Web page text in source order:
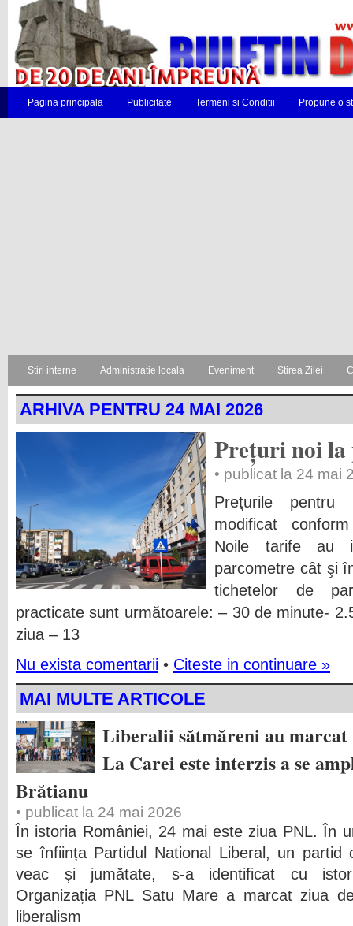
Pagina principala Publicitate Termeni si Conditii Propune o
Stiri interne Administratie locala Eveniment Stirea Zilei
ARHIVA PENTRU 24 MAI 2026
Prețuri noi
• publicat la 24 mai
Preţurile pentru
modificat
Noile tarife au
parcometre cât şi
tichetelor de
practicate sunt următoarele: – 30 de minute-
ziua – 13
Nu exista comentarii • Citeste in continuare »
MAI MULTE ARTICOLE
Liberalii sătmăreni au marcat
La Carei este interzis a se
Brătianu
• publicat la 24 mai 2026
În istoria României, 24 mai este ziua PNL. În
se înființa Partidul National Liberal, un partid
veac și jumătate, s-a identificat cu
Organizația PNL Satu Mare a marcat ziua
liberalism